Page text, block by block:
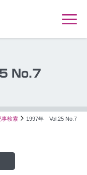
No.7
事検索 1997年 Vol.25 No.7